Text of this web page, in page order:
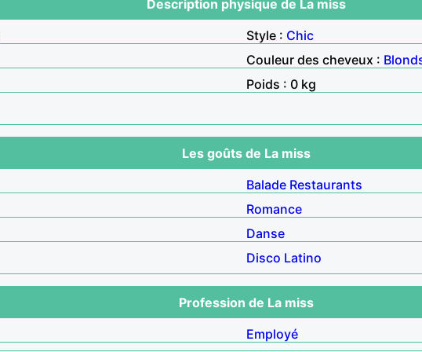
Description physique de La miss
Style : Chic
Couleur des cheveux :
Poids : 0 kg
Les goûts de La miss
Balade Restaurants
Romance
Danse
Disco Latino
Profession de La miss
Employé